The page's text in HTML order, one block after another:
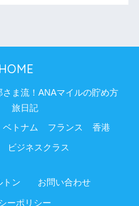
さま流！ANAマイルの貯め方
旅日記
ベトナム フランス 香港
ビジネスクラス
トン お問い合わせ
ーポリシー